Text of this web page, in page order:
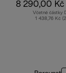
8 290,00 Kč
Včetně částky
1 438,76 Kč